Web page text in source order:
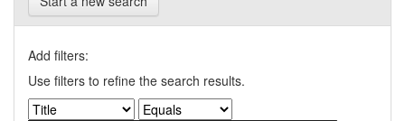
Add filters:
Use filters to refine the search results.